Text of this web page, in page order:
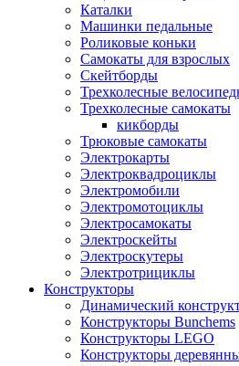
Каталки
Машинки педальные
Роликовые коньки
Самокаты для взрослых
Скейтборды
Трехколесные
Трехколесные самокаты
кикборды
Трюковые самокаты
Электрокарты
Электроквадроциклы
Электромобили
Электромотоциклы
Электросамокаты
Электроскейты
Электроскутеры
Электротрициклы
Конструкторы
Динамический
Конструкторы Bunchems
Конструкторы LEGO
Конструкторы